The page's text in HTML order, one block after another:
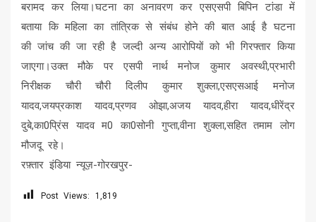
बरामद कर लिया।घटना का अनावरण कर एसएसपी बिपिन टांडा में
बताया कि महिला का तांत्रिक से संबंध होने की बात आई है घटना
की जांच की जा रही है जल्दी अन्य आरोपियों को भी गिरफ्तार किया
जाएगा।उक्त मौके पर एसपी नार्थ मनोज कुमार अवस्थी,प्रभारी
निरीक्षक चौरी चौरी दिलीप कुमार शुक्ला,एसएसआई मनोज
यादव,जयप्रकाश यादव,प्रणव ओझा,अजय यादव,हीरा यादव,धीरेंद्र
दुबे,का0प्रिंस यादव म0 का0सोनी गुप्ता,वीना शुक्ला,सहित तमाम लोग
मौजदू रहे।
रफ़्तार इंडिया न्यूज़-गोरखपुर-
Post Views: 1,819